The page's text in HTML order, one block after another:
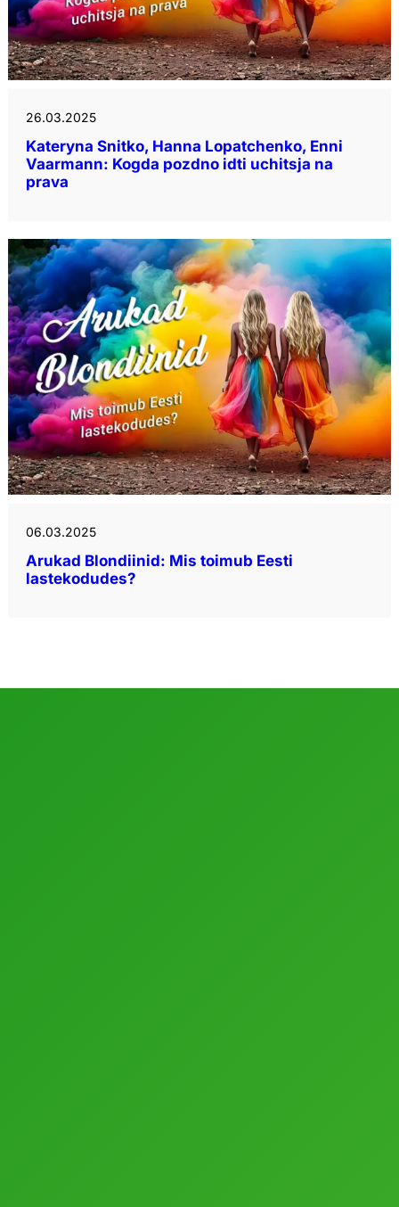
26.03.2025
Kateryna Snitko, Hanna Lopatchenko, Enni
Vaarmann: Kogda pozdno idti uchitsja na
prava
06.03.2025
Arukad Blondiinid: Mis toimub Eesti
lastekodudes?